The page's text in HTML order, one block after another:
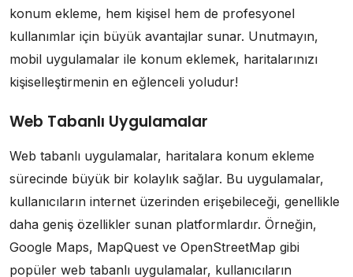
konum ekleme, hem kişisel hem de profesyonel
kullanımlar için büyük avantajlar sunar. Unutmayın,
mobil uygulamalar ile konum eklemek, haritalarınızı
kişiselleştirmenin en eğlenceli yoludur!
Web Tabanlı Uygulamalar
Web tabanlı uygulamalar, haritalara konum ekleme
sürecinde büyük bir kolaylık sağlar. Bu uygulamalar,
kullanıcıların internet üzerinden erişebileceği, genellikle
daha geniş özellikler sunan platformlardır. Örneğin,
Google Maps, MapQuest ve OpenStreetMap gibi
popüler web tabanlı uygulamalar, kullanıcıların